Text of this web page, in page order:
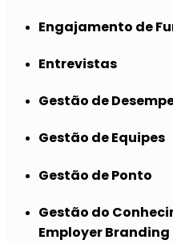
Engajamento de
Entrevistas
Gestão de
Gestão de Equipes
Gestão de Ponto
Gestão do
Employer Branding